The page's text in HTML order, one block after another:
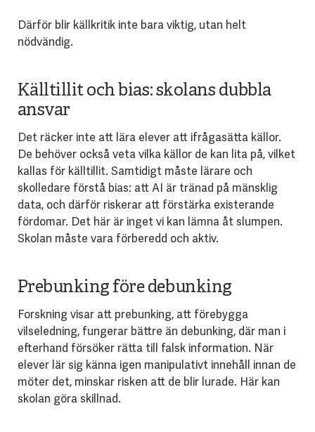
Därför blir källkritik inte bara viktig, utan helt
nödvändig.
Källtillit och bias: skolans dubbla
ansvar
Det räcker inte att lära elever att ifrågasätta källor.
De behöver också veta vilka källor de kan lita på, vilket
kallas för källtillit. Samtidigt måste lärare och
skolledare förstå bias: att AI är tränad på mänsklig
data, och därför riskerar att förstärka existerande
fördomar. Det här är inget vi kan lämna åt slumpen.
Skolan måste vara förberedd och aktiv.
Prebunking före debunking
Forskning visar att prebunking, att förebygga
vilseledning, fungerar bättre än debunking, där man i
efterhand försöker rätta till falsk information. När
elever lär sig känna igen manipulativt innehåll innan de
möter det, minskar risken att de blir lurade. Här kan
skolan göra skillnad.